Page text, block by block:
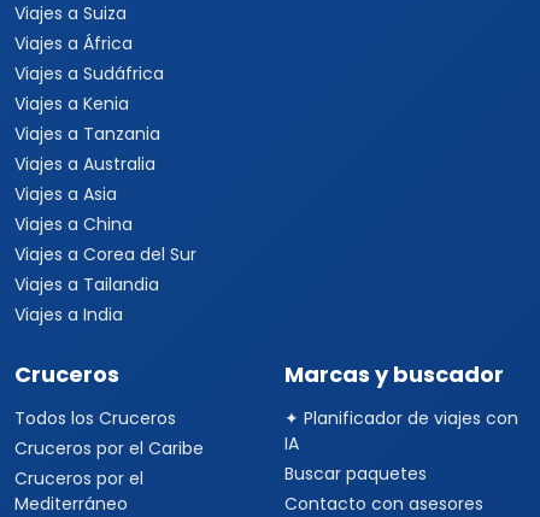
Viajes a Suiza
Viajes a África
Viajes a Sudáfrica
Viajes a Kenia
Viajes a Tanzania
Viajes a Australia
Viajes a Asia
Viajes a China
Viajes a Corea del Sur
Viajes a Tailandia
Viajes a India
Cruceros
Todos los Cruceros
Cruceros por el Caribe
Cruceros por el
Mediterráneo
Marcas y buscador
✦ Planificador de viajes con
IA
Buscar paquetes
Contacto con asesores